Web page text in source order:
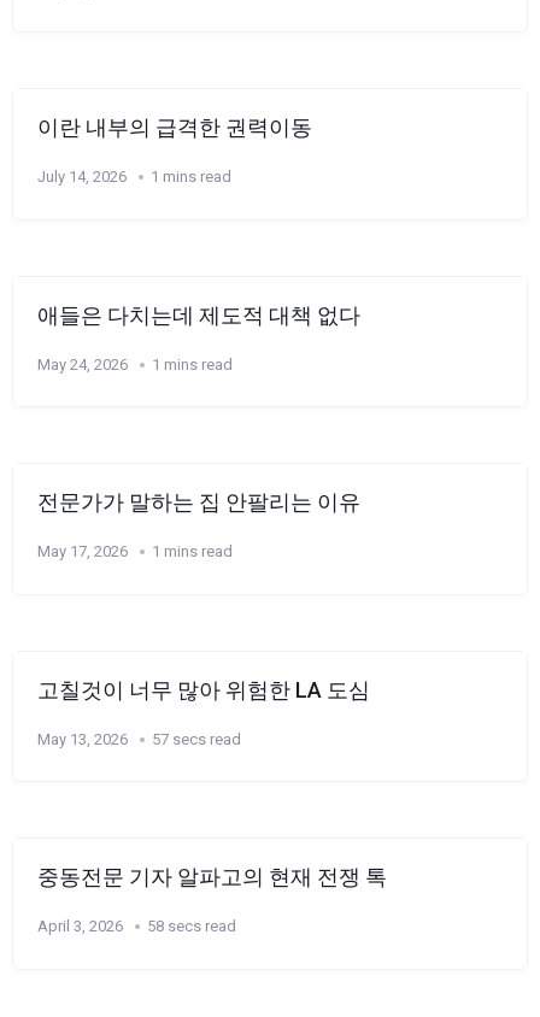
이란 내부의 급격한 권력이동
July 14, 2026 1 mins read
애들은 다치는데 제도적 대책 없다
May 24, 2026 1 mins read
전문가가 말하는 집 안팔리는 이유
May 17, 2026 1 mins read
고칠것이 너무 많아 위험한 LA 도심
May 13, 2026 57 secs read
중동전문 기자 알파고의 현재 전쟁 톡
April 3, 2026 58 secs read